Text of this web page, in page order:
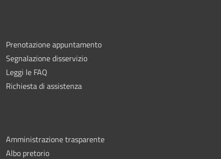
Prenotazione appuntamento
Segnalazione disservizio
Leggi le FAQ
Richiesta di assistenza
Amministrazione trasparente
Albo pretorio